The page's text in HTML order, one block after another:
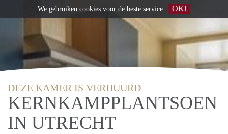
DEZE KAMER IS VERHUURD
KERNKAMPPLANTSOEN
IN UTRECHT
We gebruiken cookies voor de beste service OK!